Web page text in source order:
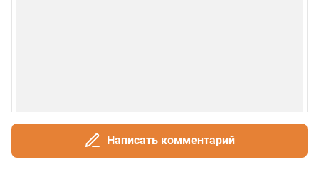
Написать комментарий